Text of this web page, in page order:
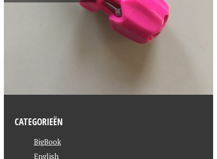
CATEGORIEËN
BigBook
English